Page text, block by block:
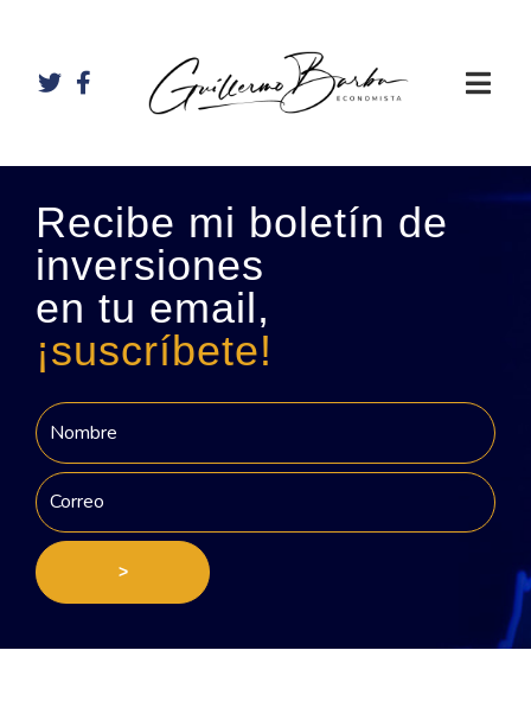
Recibe mi boletín de
inversiones
en tu email,
¡suscríbete!
>